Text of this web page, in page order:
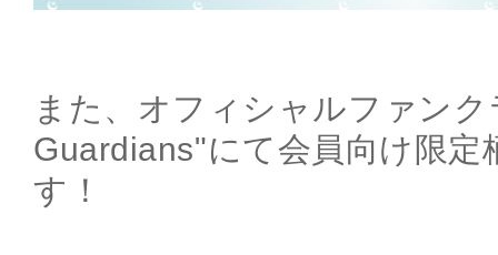
また、オフィシャルファン
Guardians"にて会員向け限定
す！